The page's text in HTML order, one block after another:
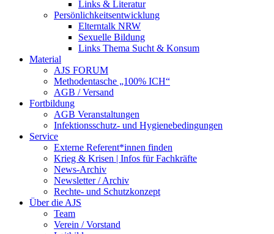
Links & Literatur
Persönlichkeitsentwicklung
Elterntalk NRW
Sexuelle Bildung
Links Thema Sucht & Konsum
Material
AJS FORUM
Methodentasche „100% ICH“
AGB / Versand
Fortbildung
AGB Veranstaltungen
Infektionsschutz- und Hygienebedingungen
Service
Externe Referent*innen finden
Krieg & Krisen | Infos für Fachkräfte
News-Archiv
Newsletter / Archiv
Rechte- und Schutzkonzept
Über die AJS
Team
Verein / Vorstand